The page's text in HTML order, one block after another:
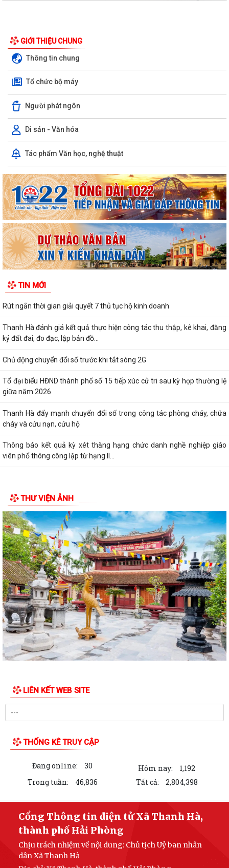
GIỚI THIỆU CHUNG
Thông tin chung
Tổ chức bộ máy
Người phát ngôn
Di sản - Văn hóa
Tác phẩm Văn học, nghệ thuật
TIN MỚI
Rút ngắn thời gian giải quyết 7 thủ tục hộ kinh doanh
Thanh Hà đánh giá kết quả thực hiện công tác thu thập, kê khai, đăng
ký đất đai, đo đạc, lập bản đồ...
Chủ động chuyển đổi số trước khi tắt sóng 2G
Tổ đại biểu HĐND thành phố số 15 tiếp xúc cử tri sau kỳ họp thường lệ
giữa năm 2026
Thanh Hà đẩy mạnh chuyển đổi số trong công tác phòng cháy, chữa
cháy và cứu nạn, cứu hộ
Thông báo kết quả kỳ xét thăng hạng chức danh nghề nghiệp giáo
viên phổ thông công lập từ hạng II...
THƯ VIỆN ẢNH
LIÊN KẾT WEB SITE
THỐNG KÊ TRUY CẬP
Đang online: 30 Hôm nay:
1,192
Trong tuần:
46,836 Tất cả: 2,804,398
Cổng Thông tin điện tử Xã Thanh Hà,
thành phố Hải Phòng
Chịu trách nhiệm về nội dung: Chủ tịch Uỷ ban nhân
dân Xã Thanh Hà